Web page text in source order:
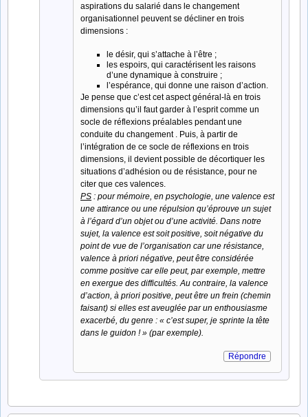
aspirations du salarié dans le changement
organisationnel peuvent se décliner en trois
dimensions :
le désir, qui s’attache à l’être ;
les espoirs, qui caractérisent les raisons
d’une dynamique à construire ;
l’espérance, qui donne une raison d’action.
Je pense que c’est cet aspect général-là en trois
dimensions qu’il faut garder à l’esprit comme un
socle de réflexions préalables pendant une
conduite du changement . Puis, à partir de
l’intégration de ce socle de réflexions en trois
dimensions, il devient possible de décortiquer les
situations d’adhésion ou de résistance, pour ne
citer que ces valences.
PS : pour mémoire, en psychologie, une valence est
une attirance ou une répulsion qu’éprouve un sujet
à l’égard d’un objet ou d’une activité. Dans notre
sujet, la valence est soit positive, soit négative du
point de vue de l’organisation car une résistance,
valence à priori négative, peut être considérée
comme positive car elle peut, par exemple, mettre
en exergue des difficultés. Au contraire, la valence
d’action, à priori positive, peut être un frein (chemin
faisant) si elles est aveuglée par un enthousiasme
exacerbé, du genre : « c’est super, je sprinte la tête
dans le guidon ! » (par exemple).
Répondre